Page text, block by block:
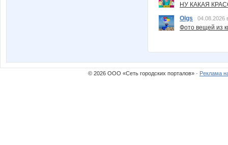
НУ КАКАЯ
Olgs
04.08.2026
Фото вещей из
© 2026 ООО «Сеть городских порталов» · Реклама